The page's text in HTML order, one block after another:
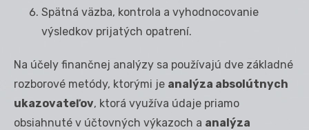
Spätná väzba, kontrola a vyhodnocovanie
výsledkov prijatých opatrení.
Na účely finančnej analýzy sa používajú dve základné
rozborové metódy, ktorými je analýza absolútnych
ukazovateľov, ktorá využíva údaje priamo
obsiahnuté v účtovných výkazoch a analýza